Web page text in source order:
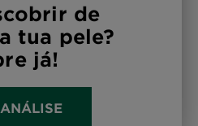
de
tua pele?
já!